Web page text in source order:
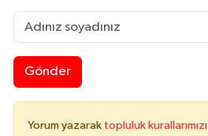
Gönder
Yorum yazarak topluluk kurallarımızı